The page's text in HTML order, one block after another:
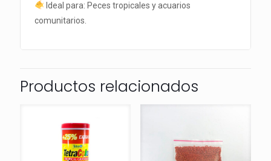
Ideal para: Peces tropicales y acuarios
comunitarios.
Productos relacionados